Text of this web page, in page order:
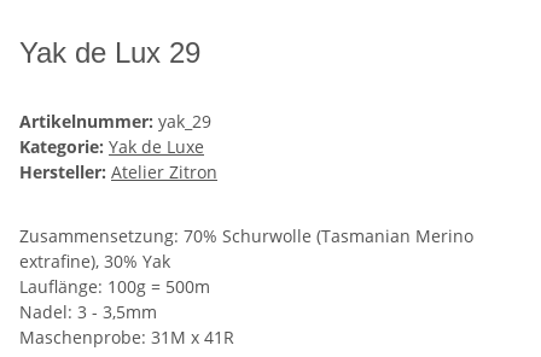
Yak de Lux 29
Artikelnummer: yak_29
Kategorie: Yak de Luxe
Hersteller: Atelier Zitron
Zusammensetzung: 70% Schurwolle (Tasmanian Merino
extrafine), 30% Yak
Lauflänge: 100g = 500m
Nadel: 3 - 3,5mm
Maschenprobe: 31M x 41R